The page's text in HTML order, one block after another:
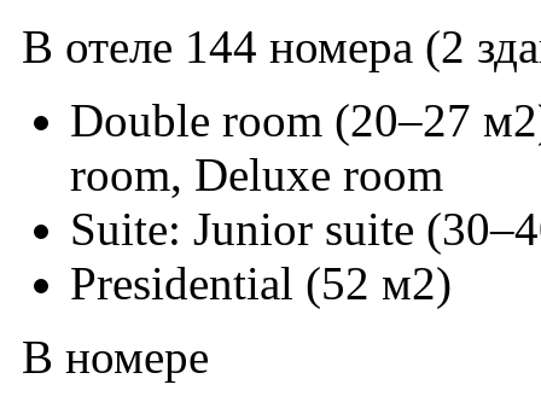
В отеле 144 номера (2
Double room (20–27
room, Deluxe room
Suite: Junior suite
Presidential (52 м2)
В номере